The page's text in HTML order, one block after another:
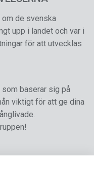
de svenska
upp i landet och var i
för att utvecklas
baserar sig på
viktigt för att ge dina